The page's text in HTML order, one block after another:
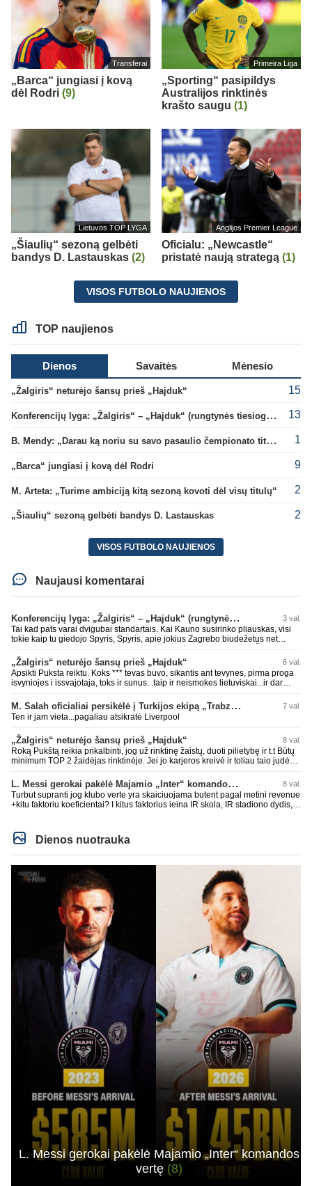
Transferai
„Barca“ jungiasi į kovą
dėl Rodri (9)
Primeira Liga
„Sporting“ pasipildys
Australijos rinktinės
krašto saugu (1)
Lietuvos TOP LYGA
„Šiaulių“ sezoną gelbėti
bandys D. Lastauskas (2)
Anglijos Premier League
Oficialu: „Newcastle“
pristatė naują strategą (1)
VISOS FUTBOLO NAUJIENOS
TOP naujienos
Dienos Savaitės Mėnesio
„Žalgiris“ neturėjo šansų prieš „Hajduk“ 15
Konferencijų lyga: „Žalgiris“ – „Hajduk“ (rungtynės tiesiogiai) 13
B. Mendy: „Darau ką noriu su savo pasaulio čempionato titulu“ 1
„Barca“ jungiasi į kovą dėl Rodri 9
M. Arteta: „Turime ambiciją kitą sezoną kovoti dėl visų titulų“ 2
„Šiaulių“ sezoną gelbėti bandys D. Lastauskas 2
VISOS FUTBOLO NAUJIENOS
Naujausi komentarai
Konferencijų lyga: „Žalgiris“ – „Hajduk“ (rungtynės tiesiogiai) 3 val.
Tai kad pats varai dvigubai standartais. Kai Kauno susirinko pliauskas, visi
tokie kaip tu giedojo Spyris, Spyris, apie jokius Zagrebo biudežetus net
daug didesnis. Tfu ant tokių.
„Žalgiris“ neturėjo šansų prieš „Hajduk“ 6 val.
Apsikti Puksta reiktu. Koks *** tevas buvo, sikantis ant tevynes, pirma proga
isvyniojes i issvajotaja, toks ir sunus. .taip ir neismokes lietuviskai...ir dar
laurynas ikalbins
M. Salah oficialiai persikėlė į Turkijos ekipą „Trabzonspor“ 7 val.
Ten ir jam vieta...pagaliau atsikratė Liverpool
„Žalgiris“ neturėjo šansų prieš „Hajduk“ 8 val.
Roką Pukštą reikia prikalbinti, jog už rinktinę žaistų, duoti pilietybę ir t.t Būtų
minimum TOP 2 žaidėjas rinktinėje. Jei jo karjeros kreivė ir toliau taio judės,
L. Messi gerokai pakėlė Majamio „Inter“ komandos vertę 8 val.
Turbut supranti jog klubo verte yra skaiciuojama butent pagal metini revenue
+kitu faktoriu koeficientai? I kitus faktorius ieina IR skola, IR stadiono dydis,
milzinisko klubo vertes suoli siemet. Be to, tie 200 pamineti cia yra visiskai
on-point, jeigu jau musu mylimas D. prasneko apie klubo vertes kelima, arba
CR atveju - numusima.
Dienos nuotrauka
L. Messi gerokai pakėlė Majamio „Inter“ komandos
vertę (8)